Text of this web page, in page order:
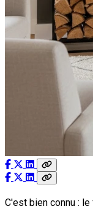
C'est bien connu :